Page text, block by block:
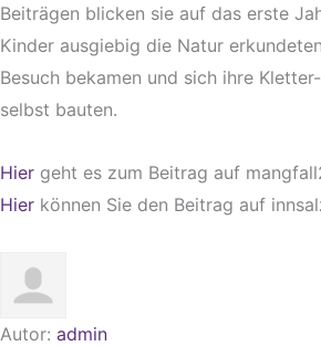
Beiträgen blicken sie auf das erste
Kinder ausgiebig die Natur
Besuch bekamen und sich ihre
selbst bauten.
Hier geht es zum Beitrag auf
Hier können Sie den Beitrag auf
Autor: admin